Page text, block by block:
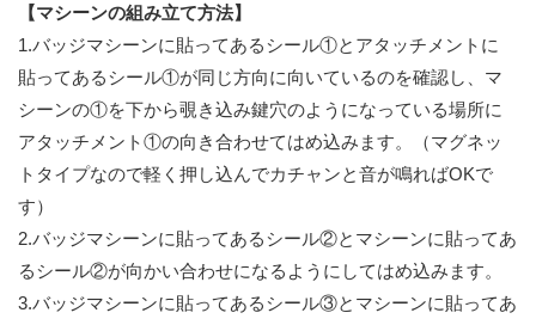
【マシーンの組み立て方法】
1.バッジマシーンに貼ってあるシール①とアタッチメントに
貼ってあるシール①が同じ方向に向いているのを確認し、マ
シーンの①を下から覗き込み鍵穴のようになっている場所に
アタッチメント①の向き合わせてはめ込みます。（マグネッ
トタイプなので軽く押し込んでカチャンと音が鳴ればOKで
す）
2.バッジマシーンに貼ってあるシール②とマシーンに貼ってあ
るシール②が向かい合わせになるようにしてはめ込みます。
3.バッジマシーンに貼ってあるシール③とマシーンに貼ってあ